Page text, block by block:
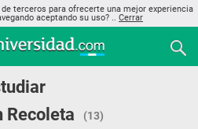
terceros para ofrecerte una mejor experiencia
aceptando su uso? .. Cerrar
Recoleta
(13)